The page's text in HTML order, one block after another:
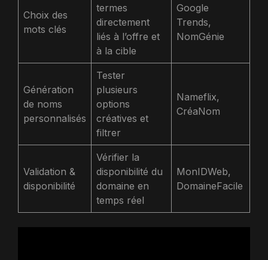
Choix des
mots clés
termes
directement
liés à l’offre et
à la cible
Google
Trends,
NomGénie
Génération
de noms
personnalisés
Tester
plusieurs
options
créatives et
filtrer
Nameflix,
CréaNom
Validation &
disponibilité
Vérifier la
disponibilité du
domaine en
temps réel
MonIDWeb,
DomaineFacile